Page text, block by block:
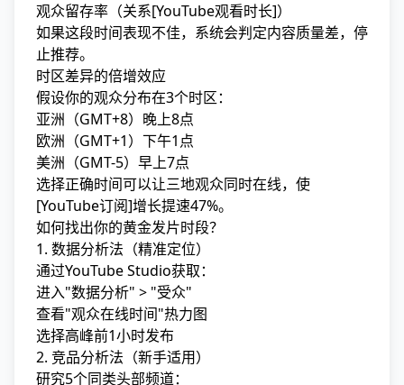
观众留存率（关系[YouTube观看时长]）
如果这段时间表现不佳，系统会判定内容质量差，停
止推荐。
时区差异的倍增效应
假设你的观众分布在3个时区：
亚洲（GMT+8）晚上8点
欧洲（GMT+1）下午1点
美洲（GMT-5）早上7点
选择正确时间可以让三地观众同时在线，使
[YouTube订阅]增长提速47%。
如何找出你的黄金发片时段？
1. 数据分析法（精准定位）
通过YouTube Studio获取：
进入"数据分析" > "受众"
查看"观众在线时间"热力图
选择高峰前1小时发布
2. 竞品分析法（新手适用）
研究5个同类头部频道：